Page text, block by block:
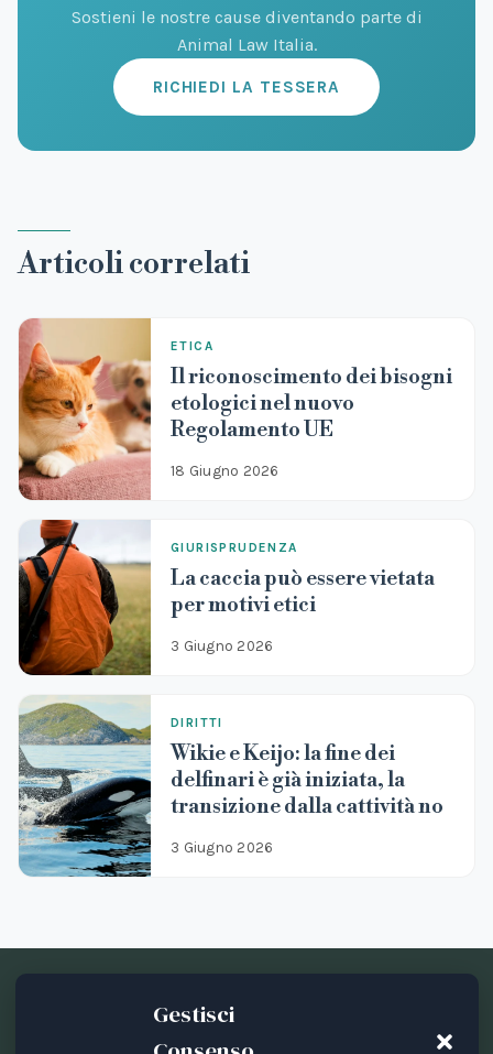
Gestisci
Sostieni le nostre cause diventando parte di
Animal Law Italia.
RICHIEDI LA TESSERA
Articoli correlati
ETICA
Il riconoscimento dei bisogni
etologici nel nuovo
Regolamento UE
18 Giugno 2026
GIURISPRUDENZA
La caccia può essere vietata
per motivi etici
3 Giugno 2026
DIRITTI
Wikie e Keijo: la fine dei
delfinari è già iniziata, la
transizione dalla cattività no
3 Giugno 2026